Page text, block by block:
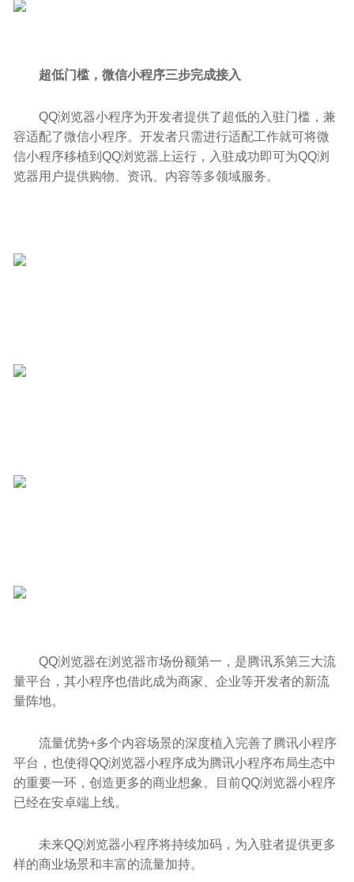
超低门槛 ，微信小程序三步完成接入
QQ浏览器小程序为开发者提供了超低的入驻门槛，兼
容适配了微信小程序。开发者只需进行适配工作就可将微
信小程序移植到QQ浏览器上运行，入驻成功即可为QQ浏
览器用户提供购物、资讯、内容等多领域服务。
QQ浏览器在浏览器市场份额第一，是腾讯系第三大流
量平台，其小程序也借此成为商家、企业等开发者的新流
量阵地。
流量优势+多个内容场景的深度植入完善了腾讯小程序
平台，也使得QQ浏览器小程序成为腾讯小程序布局生态中
的重要一环，创造更多的商业想象。目前QQ浏览器小程序
已经在安卓端上线。
未来QQ浏览器小程序将持续加码，为入驻者提供更多
样的商业场景和丰富的流量加持。